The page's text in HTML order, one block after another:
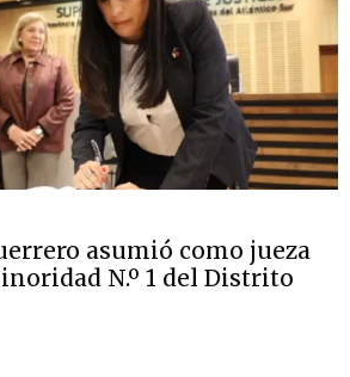
asumió como jueza
N.º 1 del Distrito